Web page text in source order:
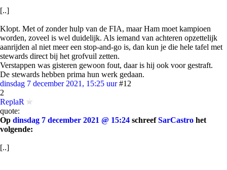
[..]
Klopt. Met of zonder hulp van de FIA, maar Ham moet kampioen
worden, zoveel is wel duidelijk. Als iemand van achteren opzettelijk
aanrijden al niet meer een stop-and-go is, dan kun je die hele tafel met
stewards direct bij het grofvuil zetten.
Verstappen was gisteren gewoon fout, daar is hij ook voor gestraft.
De stewards hebben prima hun werk gedaan.
dinsdag 7 december 2021, 15:25 uur #12
2
ReplaR
quote:
Op dinsdag 7 december 2021 @ 15:24 schreefSarCastro het
volgende:
[..]